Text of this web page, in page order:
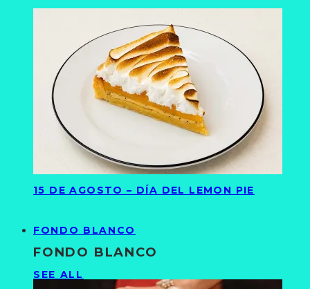
15 DE AGOSTO – DÍA DEL LEMON PIE
FONDO BLANCO
FONDO BLANCO
SEE ALL